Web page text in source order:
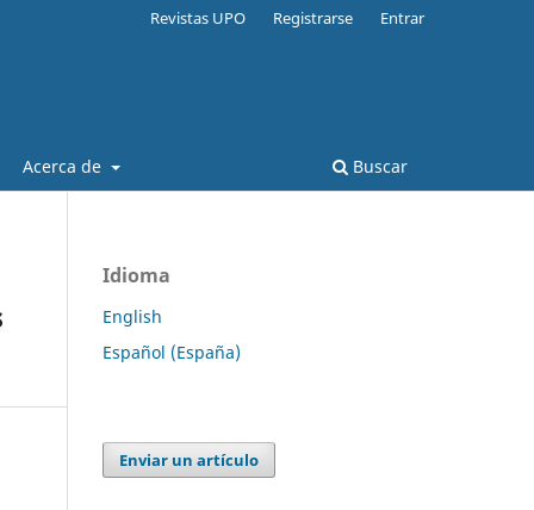
Acerca de Buscar
Revistas UPO Registrarse Entrar
Idioma
English
Español (España)
Enviar un artículo